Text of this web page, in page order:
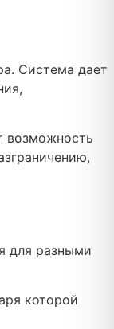
Система дает
возможность
для разными
которой